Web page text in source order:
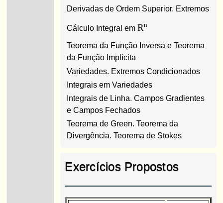
Derivadas de Ordem Superior. Extremos
Cálculo Integral em Rn
Teorema da Função Inversa e Teorema
da Função Implícita
Variedades. Extremos Condicionados
Integrais em Variedades
Integrais de Linha. Campos Gradientes
e Campos Fechados
Teorema de Green. Teorema da
Divergência. Teorema de Stokes
Exercícios Propostos